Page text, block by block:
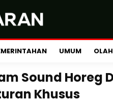
UMUM
Sound Horeg
Khusus